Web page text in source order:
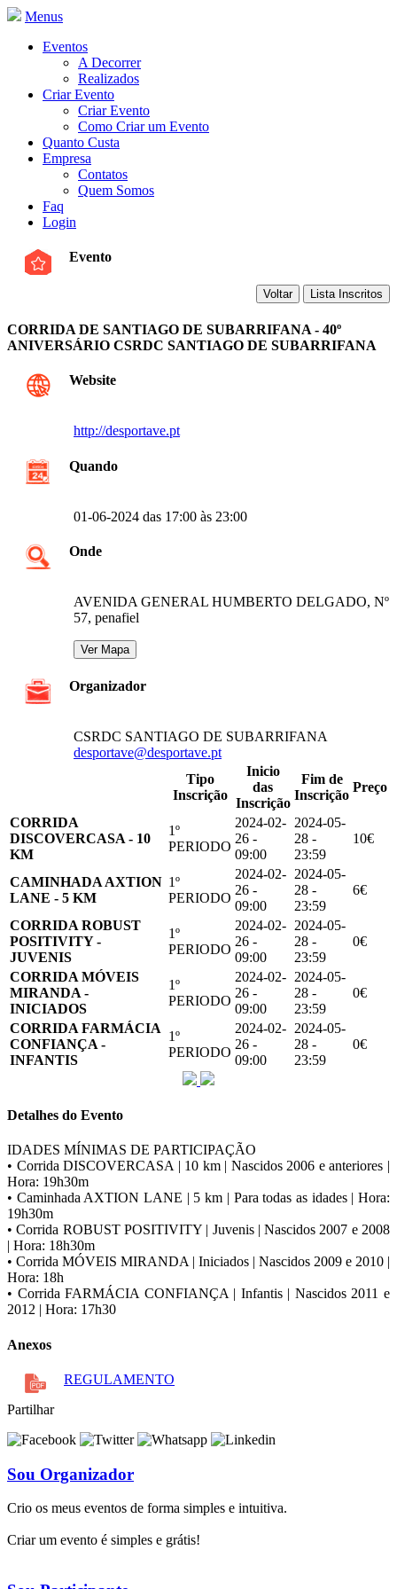
Menus
Eventos
A Decorrer
Realizados
Criar Evento
Criar Evento
Como Criar um Evento
Quanto Custa
Empresa
Contatos
Quem Somos
Faq
Login
Evento
CORRIDA DE SANTIAGO DE SUBARRIFANA - 40º
ANIVERSÁRIO CSRDC SANTIAGO DE SUBARRIFANA
Website
http://desportave.pt
Quando
01-06-2024 das 17:00 às 23:00
Onde
AVENIDA GENERAL HUMBERTO DELGADO, Nº
57, penafiel
Organizador
CSRDC SANTIAGO DE SUBARRIFANA
desportave@desportave.pt
Tipo
Inscrição
Inicio
das
Inscrição
Fim de
Inscrição
Preço
CORRIDA
DISCOVERCASA - 10
KM
1º
PERIODO
2024-02-
26 -
09:00
2024-05-
28 -
23:59
10€
CAMINHADA AXTION
LANE - 5 KM
1º
PERIODO
2024-02-
26 -
09:00
2024-05-
28 -
23:59
6€
CORRIDA ROBUST
POSITIVITY -
JUVENIS
1º
PERIODO
2024-02-
26 -
09:00
2024-05-
28 -
23:59
0€
CORRIDA MÓVEIS
MIRANDA -
INICIADOS
1º
PERIODO
2024-02-
26 -
09:00
2024-05-
28 -
23:59
0€
CORRIDA FARMÁCIA
CONFIANÇA -
INFANTIS
1º
PERIODO
2024-02-
26 -
09:00
2024-05-
28 -
23:59
0€
Detalhes do Evento
IDADES MÍNIMAS DE PARTICIPAÇÃO
• Corrida DISCOVERCASA | 10 km | Nascidos 2006 e anteriores |
Hora: 19h30m
• Caminhada AXTION LANE | 5 km | Para todas as idades | Hora:
19h30m
• Corrida ROBUST POSITIVITY | Juvenis | Nascidos 2007 e 2008
| Hora: 18h30m
• Corrida MÓVEIS MIRANDA | Iniciados | Nascidos 2009 e 2010 |
Hora: 18h
• Corrida FARMÁCIA CONFIANÇA | Infantis | Nascidos 2011 e
2012 | Hora: 17h30
Anexos
REGULAMENTO
Partilhar
Sou Organizador
Crio os meus eventos de forma simples e intuitiva.
Criar um evento é simples e grátis!